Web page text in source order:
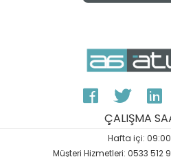
ÇALIŞMA
Hafta içi:
Müşteri Hizmetleri: 0533 512